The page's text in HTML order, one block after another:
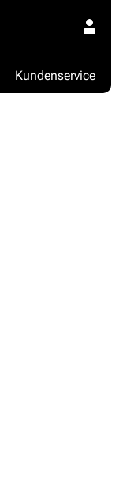
Kundenservice